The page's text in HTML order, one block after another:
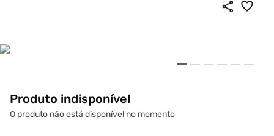
Produto indisponível
O produto não está disponível no momento